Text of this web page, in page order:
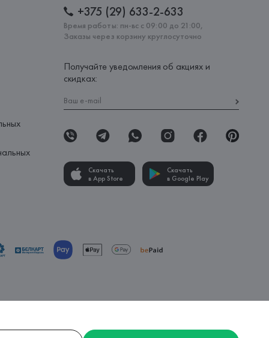
+375 (29) 633-2-633
Время работы: пн-вс с 09:00 до 21:00,
Заказы через корзину круглосуточно
Получайте уведомления об акциях и
скидках:
Скачать
в App Store
Скачать
в Google Play